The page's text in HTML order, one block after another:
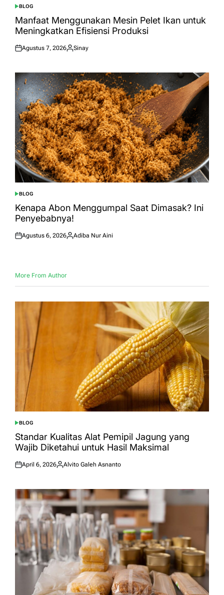
POSTED
IN
BLOG
Manfaat Menggunakan Mesin Pelet Ikan untuk
Meningkatkan Efisiensi Produksi
Posted
Agustus 7, 2026
Posted
Sinay
POSTED
IN
BLOG
Kenapa Abon Menggumpal Saat Dimasak? Ini
Penyebabnya!
Posted
Agustus 6, 2026
Posted
Adiba Nur Aini
More From Author
POSTED
IN
BLOG
Standar Kualitas Alat Pemipil Jagung yang
Wajib Diketahui untuk Hasil Maksimal
Posted
April 6, 2026
Posted
Alvito Galeh Asnanto